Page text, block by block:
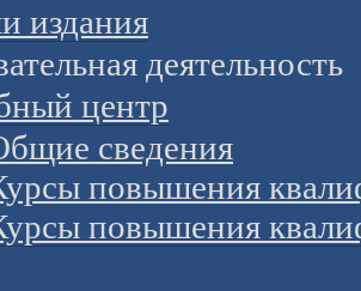
издания
деятельность
центр
сведения
повышения
повышения